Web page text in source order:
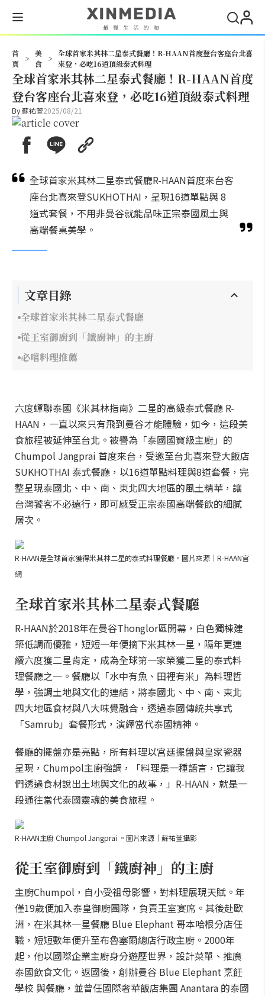
首
頁
>
美
食
>
全球首家米其林二星泰式餐廳！R-HAAN首度登台客座台北喜
來登，必吃16道頂級泰式料理
全球首家米其林二星泰式餐廳！R-HAAN首度
登台客座台北喜來登，必吃16道頂級泰式料理
By蘇祐萱2025/08/21
全球首家米其林二星泰式餐廳R-HAAN首度來台客
座台北喜來登SUKHOTHAI，呈現16道單點與 8
道式套餐，不用非曼谷就能品味正宗泰國風土與
高端餐桌美學。
文章目錄
全球首家米其林二星泰式餐廳
從王室御廚到「鐵廚神」的主廚
必嚐料理推薦
六度蟬聯泰國《米其林指南》二星的高級泰式餐廳 R-
HAAN，一直以來只有飛到曼谷才能體驗，如今，這段美
食旅程被延伸至台北。被譽為「泰國國寶級主廚」的
Chumpol Jangprai 首度來台，受邀至台北喜來登大飯店
SUKHOTHAI 泰式餐廳，以16道單點料理與8道套餐，完
整呈現泰國北、中、南、東北四大地區的風土精華，讓
台灣饕客不必遠行，即可感受正宗泰國高端餐飲的細膩
層次。
R-HAAN是全球首家獲得米其林二星的泰式料理餐廳。圖片來源｜R-HAAN官
網
全球首家米其林二星泰式餐廳
R-HAAN於2018年在曼谷Thonglor區開幕，白色獨棟建
築低調而優雅，短短一年便摘下米其林一星，隔年更連
續六度獲二星肯定，成為全球第一家榮獲二星的泰式料
理餐廳之一。餐廳以「水中有魚、田裡有米」為料理哲
學，強調土地與文化的連結，將泰國北、中、南、東北
四大地區食材與八大味覺融合，透過泰國傳統共享式
「Samrub」套餐形式，演繹當代泰國精神。
餐廳的擺盤亦是亮點，所有料理以宮廷擺盤與皇家瓷器
呈現，Chumpol主廚強調，「料理是一種語言，它讓我
們透過食材說出土地與文化的故事，」R-HAAN，就是一
段通往當代泰國靈魂的美食旅程。
R-HAAN主廚 Chumpol Jangprai 。圖片來源｜蘇祐萱攝影
從王室御廚到「鐵廚神」的主廚
主廚Chumpol，自小受祖母影響，對料理展現天賦。年
僅19歲便加入泰皇御廚團隊，負責王室宴席。其後赴歐
洲，在米其林一星餐廳 Blue Elephant 哥本哈根分店任
職，短短數年便升至布魯塞爾總店行政主廚。2000年
起，他以國際企業主廚身分遊歷世界，設計菜單、推廣
泰國飲食文化。返國後，創辦曼谷 Blue Elephant 烹飪
學校 與餐廳，並曾任國際奢華飯店集團 Anantara 的泰國